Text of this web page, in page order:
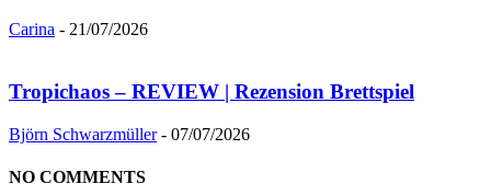
Carina - 21/07/2026
Tropichaos – REVIEW | Rezension Brettspiel
Björn Schwarzmüller - 07/07/2026
NO COMMENTS